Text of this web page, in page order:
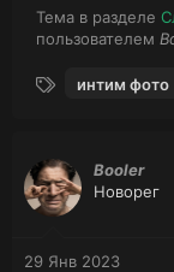
Тема в разделе
пользователем А
т
м
интим фото
Booler
Новорег
29 Янв 2023